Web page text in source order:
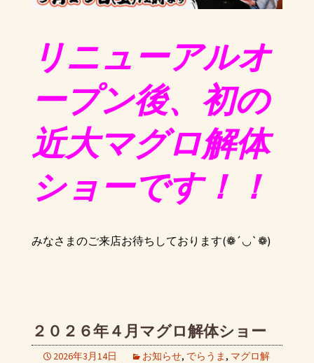
リニューアルオ
ープン後、初の
近大マグロ解体
ショーです！！
みなさまのご来店お待ちしております(❁´◡`❁)
２０２６年４月マグロ解体ショー
2026年3月14日 お知らせ, でらうま , マグロ解